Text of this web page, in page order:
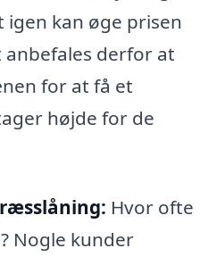
igen kan øge prisen
derfor at
for at få et
højde for de
Hvor ofte
Nogle kunder